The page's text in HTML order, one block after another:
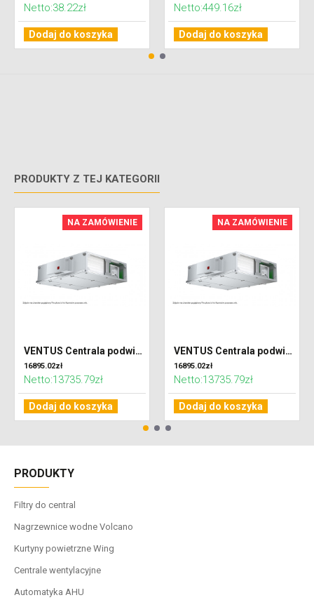
Netto:38.22zł
Dodaj do koszyka
Netto:449.16zł
Dodaj do koszyka
PRODUKTY Z TEJ KATEGORII
NA ZAMÓWIENIE
VENTUS Centrala podwieszana nawiewno-wywiewna VVS010s FPV-FPV, WYDATEK: 1100m³/h, EP: 300Pa
16895.02zł
Netto:13735.79zł
Dodaj do koszyka
NA ZAMÓWIENIE
VENTUS Centrala podwieszana nawiewno-wywiewna VVS010s FPV-FPV, WYDATEK: 800m³/h, EP: 300Pa
16895.02zł
Netto:13735.79zł
Dodaj do koszyka
PRODUKTY
Filtry do central
Nagrzewnice wodne Volcano
Kurtyny powietrzne Wing
Centrale wentylacyjne
Automatyka AHU